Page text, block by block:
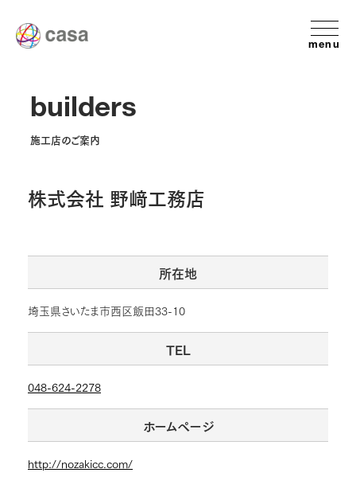
menu
builders
施工店のご案内
株式会社 野﨑工務店
所在地
埼玉県さいたま市西区飯田33-10
TEL
048-624-2278
ホームページ
http://nozakicc.com/